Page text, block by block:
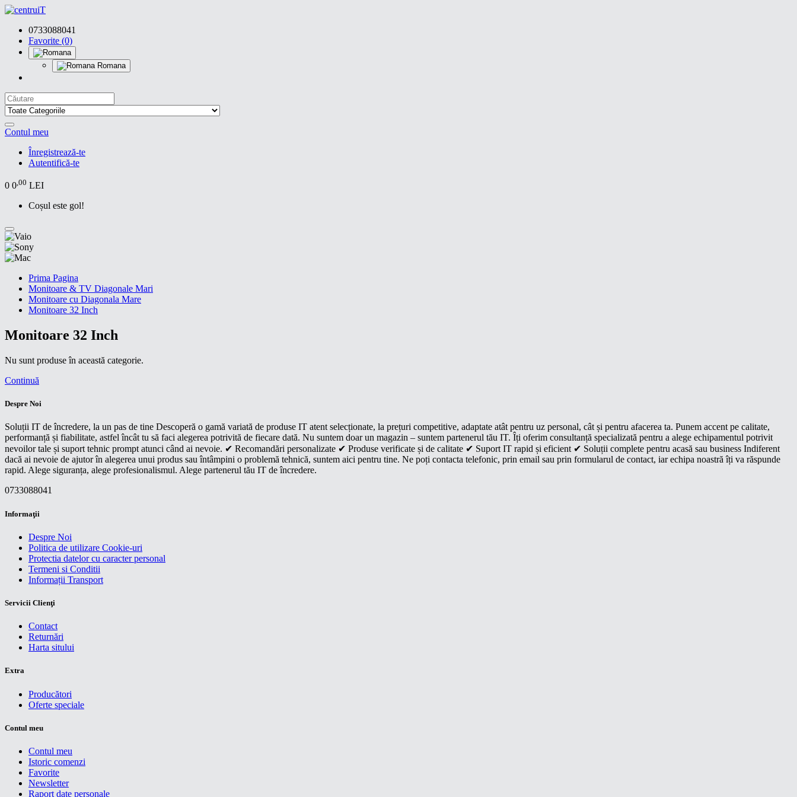
0733088041
Favorite (0)
Romana
Contul meu
Înregistrează-te
Autentifică-te
0 0,00 LEI
Coșul este gol!
Prima Pagina
Monitoare & TV Diagonale Mari
Monitoare cu Diagonala Mare
Monitoare 32 Inch
Monitoare 32 Inch
Nu sunt produse în această categorie.
Continuă
Despre Noi
Soluții IT de încredere, la un pas de tine Descoperă o gamă variată de produse IT atent selecționate, la prețuri competitive, adaptate atât pentru uz personal, cât și pentru afacerea ta. Punem accent pe calitate,
performanță și fiabilitate, astfel încât tu să faci alegerea potrivită de fiecare dată. Nu suntem doar un magazin – suntem partenerul tău IT. Îți oferim consultanță specializată pentru a alege echipamentul potrivit
nevoilor tale și suport tehnic prompt atunci când ai nevoie. ✔ Recomandări personalizate ✔ Produse verificate și de calitate ✔ Suport IT rapid și eficient ✔ Soluții complete pentru acasă sau business Indiferent
dacă ai nevoie de ajutor în alegerea unui produs sau întâmpini o problemă tehnică, suntem aici pentru tine. Ne poți contacta telefonic, prin email sau prin formularul de contact, iar echipa noastră îți va răspunde
rapid. Alege siguranța, alege profesionalismul. Alege partenerul tău IT de încredere.
0733088041
Informaţii
Despre Noi
Politica de utilizare Cookie-uri
Protectia datelor cu caracter personal
Termeni si Conditii
Informații Transport
Servicii Clienţi
Contact
Returnări
Harta sitului
Extra
Producători
Oferte speciale
Contul meu
Contul meu
Istoric comenzi
Favorite
Newsletter
Raport date personale